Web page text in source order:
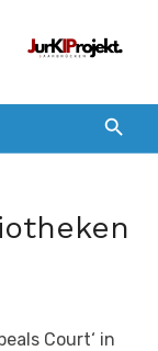
Court‘ in